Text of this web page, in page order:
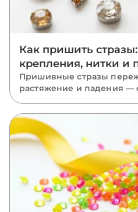
Как пришить
крепления, нитки и
Пришивные стразы
растяжение и падения —
вести стежки через
крепление капли,
ошибки роняют камни.